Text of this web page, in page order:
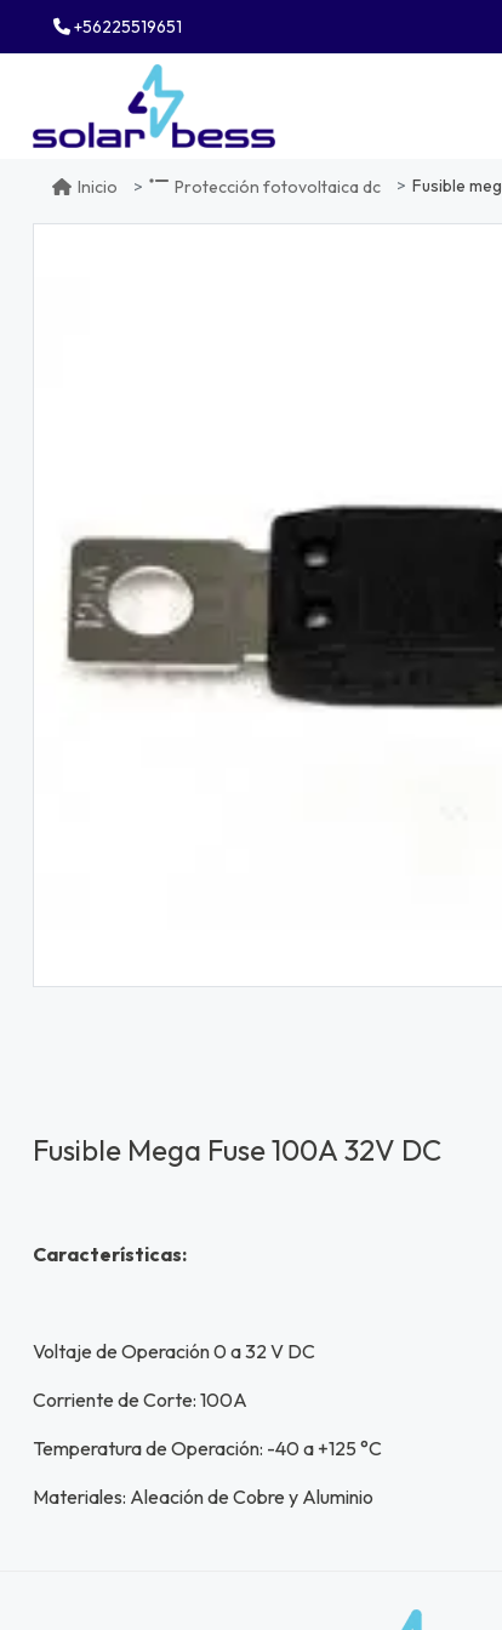
+56225519651
Inicio Protección fotovoltaica dc Fusible
Fusible Mega Fuse 100A 32V DC
Características:
Voltaje de Operación 0 a 32 V DC
Corriente de Corte: 100A
Temperatura de Operación: -40 a +125 °C
Materiales: Aleación de Cobre y Aluminio